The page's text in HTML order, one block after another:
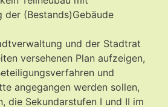
der (Bestands)Gebäude
und der Stadtrat
versehenen Plan aufzeigen,
und
angegangen werden sollen,
die Sekundarstufen I und II im